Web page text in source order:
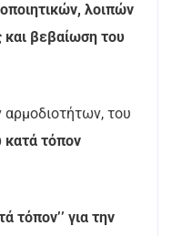
λοιπών
βεβαίωση του
του
κατά τόπον
τόπον’’ για την